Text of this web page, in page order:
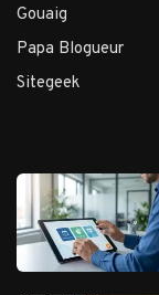
Gouaig
Papa Blogueur
Sitegeek